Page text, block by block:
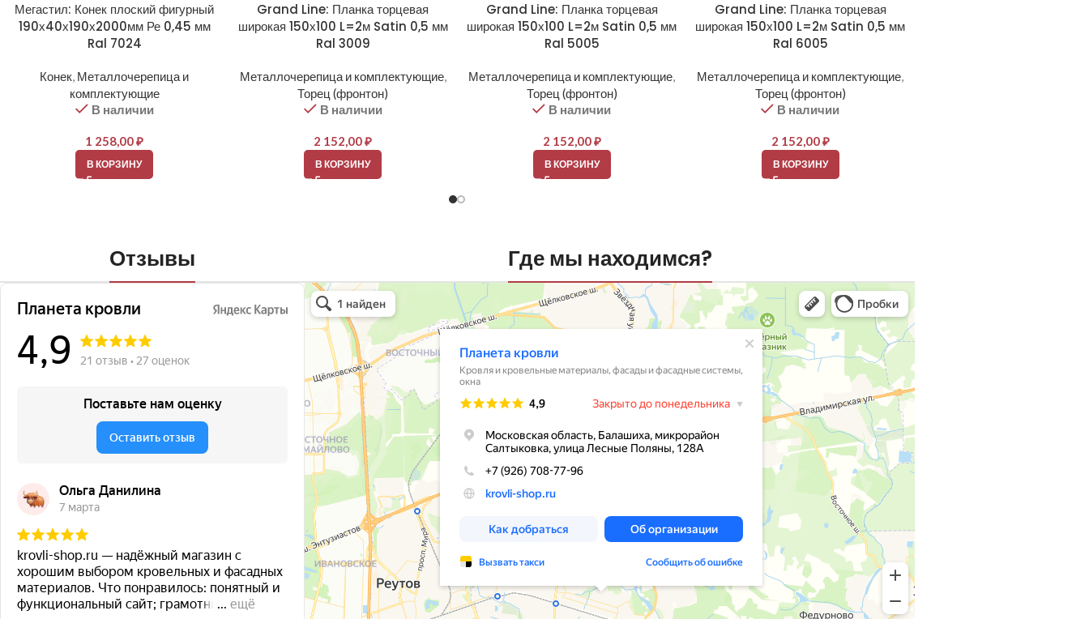
Мегастил: Конек плоский фигурный
190х40х190х2000мм Ре 0,45 мм
Ral 7024
Конек, Металлочерепица и
комплектующие
В наличии
1 258,00₽
В КОРЗИНУ
Grand Line: Планка торцевая
широкая 150х100 L=2м Satin 0,5 мм
Ral 3009
Металлочерепица и комплектующие,
Торец (фронтон)
В наличии
2 152,00₽
В КОРЗИНУ
Grand Line: Планка торцевая
широкая 150х100 L=2м Satin 0,5 мм
Ral 5005
Металлочерепица и комплектующие,
Торец (фронтон)
В наличии
2 152,00₽
В КОРЗИНУ
Grand Line: Планка торцевая
широкая 150х100 L=2м Satin 0,5 мм
Ral 6005
Металлочерепица и комплектующие,
Торец (фронтон)
В наличии
2 152,00₽
В КОРЗИНУ
Отзывы Где мы находимся?
Планета кровли
Кровля и кровельные материалы в Балашихе
Окна в Балашихе